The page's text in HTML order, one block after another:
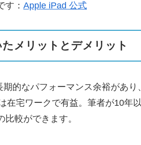
す： Apple iPad 公式
メリットとデメリット
期的なパフォーマンス余裕があ
在宅ワークで有益。筆者が10年
比較ができます。